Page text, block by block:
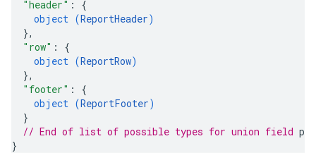
"header" : {
object (ReportHeader)
},
"row" : {
object (ReportRow)
},
"footer" : {
object (ReportFooter)
}
// End of list of possible types for union field
}